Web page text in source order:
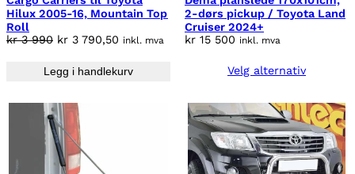
Å
A
Hilux 2005-16, Mountain Top
Roll
kr3 990 O
p
i
n
n
e
kr 3 790,50 N
v
inkl. mva
Legg i handlekurv
2-dørs pickup / Toyota Land
Cruiser 2024+
kr 15 500 inkl. mva
Velg alternativ